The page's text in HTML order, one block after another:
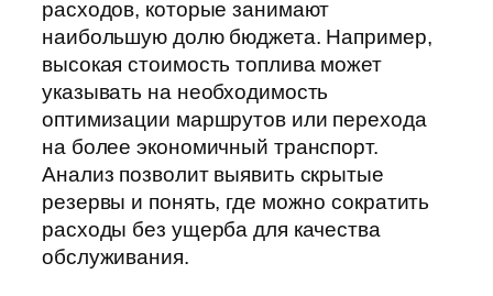
расходов, которые занимают
наибольшую долю бюджета. Например,
высокая стоимость топлива может
указывать на необходимость
оптимизации маршрутов или перехода
на более экономичный транспорт.
Анализ позволит выявить скрытые
резервы и понять, где можно сократить
расходы без ущерба для качества
обслуживания.